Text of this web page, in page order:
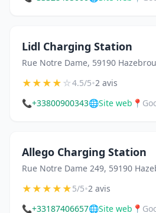
Lidl Charging Station
Rue Notre Dame, 59190
★★★★☆4.5/5•2 avis
📞+33800900343🌐Site web 📍
Allego Charging Station
Rue Notre Dame 249, 59190
★★★★★5/5•2 avis
📞+33187406657🌐Site web 📍